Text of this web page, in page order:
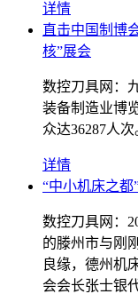
详情
直击中国制博
核”展会
数控刀具网：
装备制造业博
众达36287人次
详情
“中小机床之都
数控刀具网：
的滕州市与刚
良缘，德州机
会会长张士银